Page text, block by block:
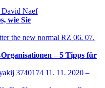
David Naef
wie Sie
06. 07.
– 5 Tipps für
11. 11. 2020 –